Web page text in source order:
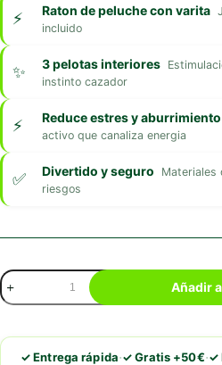
Raton de peluche con varita
incluido
3 pelotas interiores
instinto cazador
Reduce estres y aburrimiento
activo que canaliza energia
Divertido y seguro
Materiales
riesgos
Trixie
Queso
Para
Con
Agujeros
Añadir
✓ Entrega rápida·✓ Gratis +50€·✓